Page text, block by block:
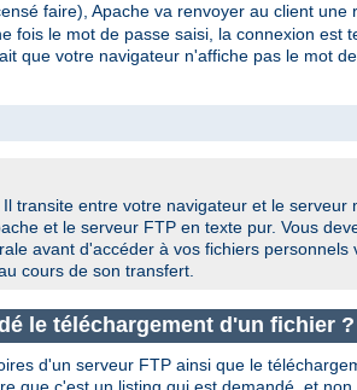
faire), Apache va renvoyer au client une
le mot de passe saisi, la connexion est
que votre navigateur n'affiche pas le mot
transite entre votre navigateur et le serveur
et le serveur FTP en texte pur. Vous
avant d'accéder à vos fichiers personnels
cours de son transfert.
le téléchargement d'un fichier ?
d'un serveur FTP ainsi que le
que c'est un listing qui est demandé, et non